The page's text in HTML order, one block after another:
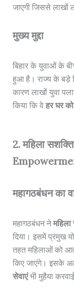
जाएगी जिससे लाखों
मुख्य मुद्दा
बिहार के युवाओं के
हुआ है। राज्य के बड़े
कारण लाखों युवा
किया कि वे हर घर को
2. महिला
महागठबंधन का
महागठबंधन ने
दिया। इसमें प्रमुख
तहत महिलाओं को
किए जाएंगे। इसके
सेवाएंभी मुहैया